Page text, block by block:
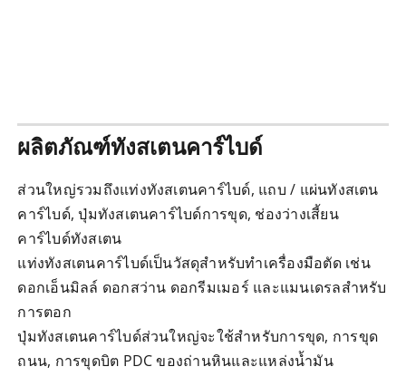
ผลิตภัณฑ์ทังสเตนคาร์ไบด์
ส่วนใหญ่รวมถึงแท่งทังสเตนคาร์ไบด์, แถบ / แผ่นทังสเตน
คาร์ไบด์, ปุ่มทังสเตนคาร์ไบด์การขุด, ช่องว่างเสี้ยน
คาร์ไบด์ทังสเตน
แท่งทังสเตนคาร์ไบด์เป็นวัสดุสำหรับทำเครื่องมือตัด เช่น
ดอกเอ็นมิลล์ ดอกสว่าน ดอกรีมเมอร์ และแมนเดรลสำหรับ
การตอก
ปุ่มทังสเตนคาร์ไบด์ส่วนใหญ่จะใช้สำหรับการขุด, การขุด
ถนน, การขุดบิต PDC ของถ่านหินและแหล่งน้ำมัน